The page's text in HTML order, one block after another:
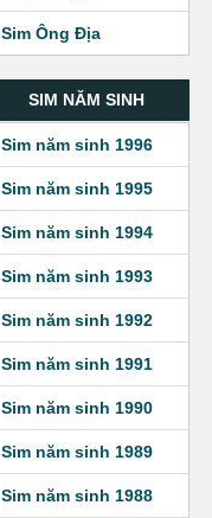
Sim Ông Địa
SIM NĂM SINH
Sim năm sinh 1996
Sim năm sinh 1995
Sim năm sinh 1994
Sim năm sinh 1993
Sim năm sinh 1992
Sim năm sinh 1991
Sim năm sinh 1990
Sim năm sinh 1989
Sim năm sinh 1988